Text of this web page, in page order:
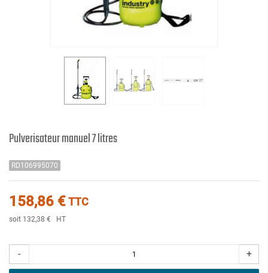
Pulverisateur manuel 7 litres
RD106995070
158,86 €TTC
soit 132,38 € HT
- +